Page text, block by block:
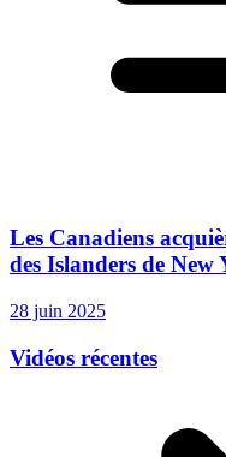
Les Canadiens
des Islanders de New
28 juin 2025
Vidéos récentes